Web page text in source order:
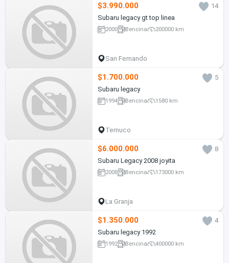
$3.990.000
14
Subaru legacy gt top linea
2000 Bencina 200000 km
San Fernando
$1.700.000
5
Subaru legacy
1994 Bencina 1580 km
Temuco
$6.000.000
8
Subaru Legacy 2008 joyita
2008 Bencina 173000 km
La Granja
$1.350.000
4
Subaru legacy 1992
1992 Bencina 400000 km